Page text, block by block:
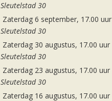
Sleutelstad 30
Zaterdag 6 september, 17.00 uur
Sleutelstad 30
Zaterdag 30 augustus, 17.00 uur
Sleutelstad 30
Zaterdag 23 augustus, 17.00 uur
Sleutelstad 30
Zaterdag 16 augustus, 17.00 uur